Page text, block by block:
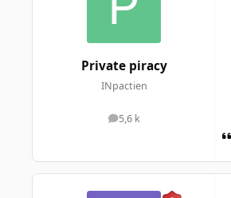
Private piracy
INpactien
5,6 k
messages